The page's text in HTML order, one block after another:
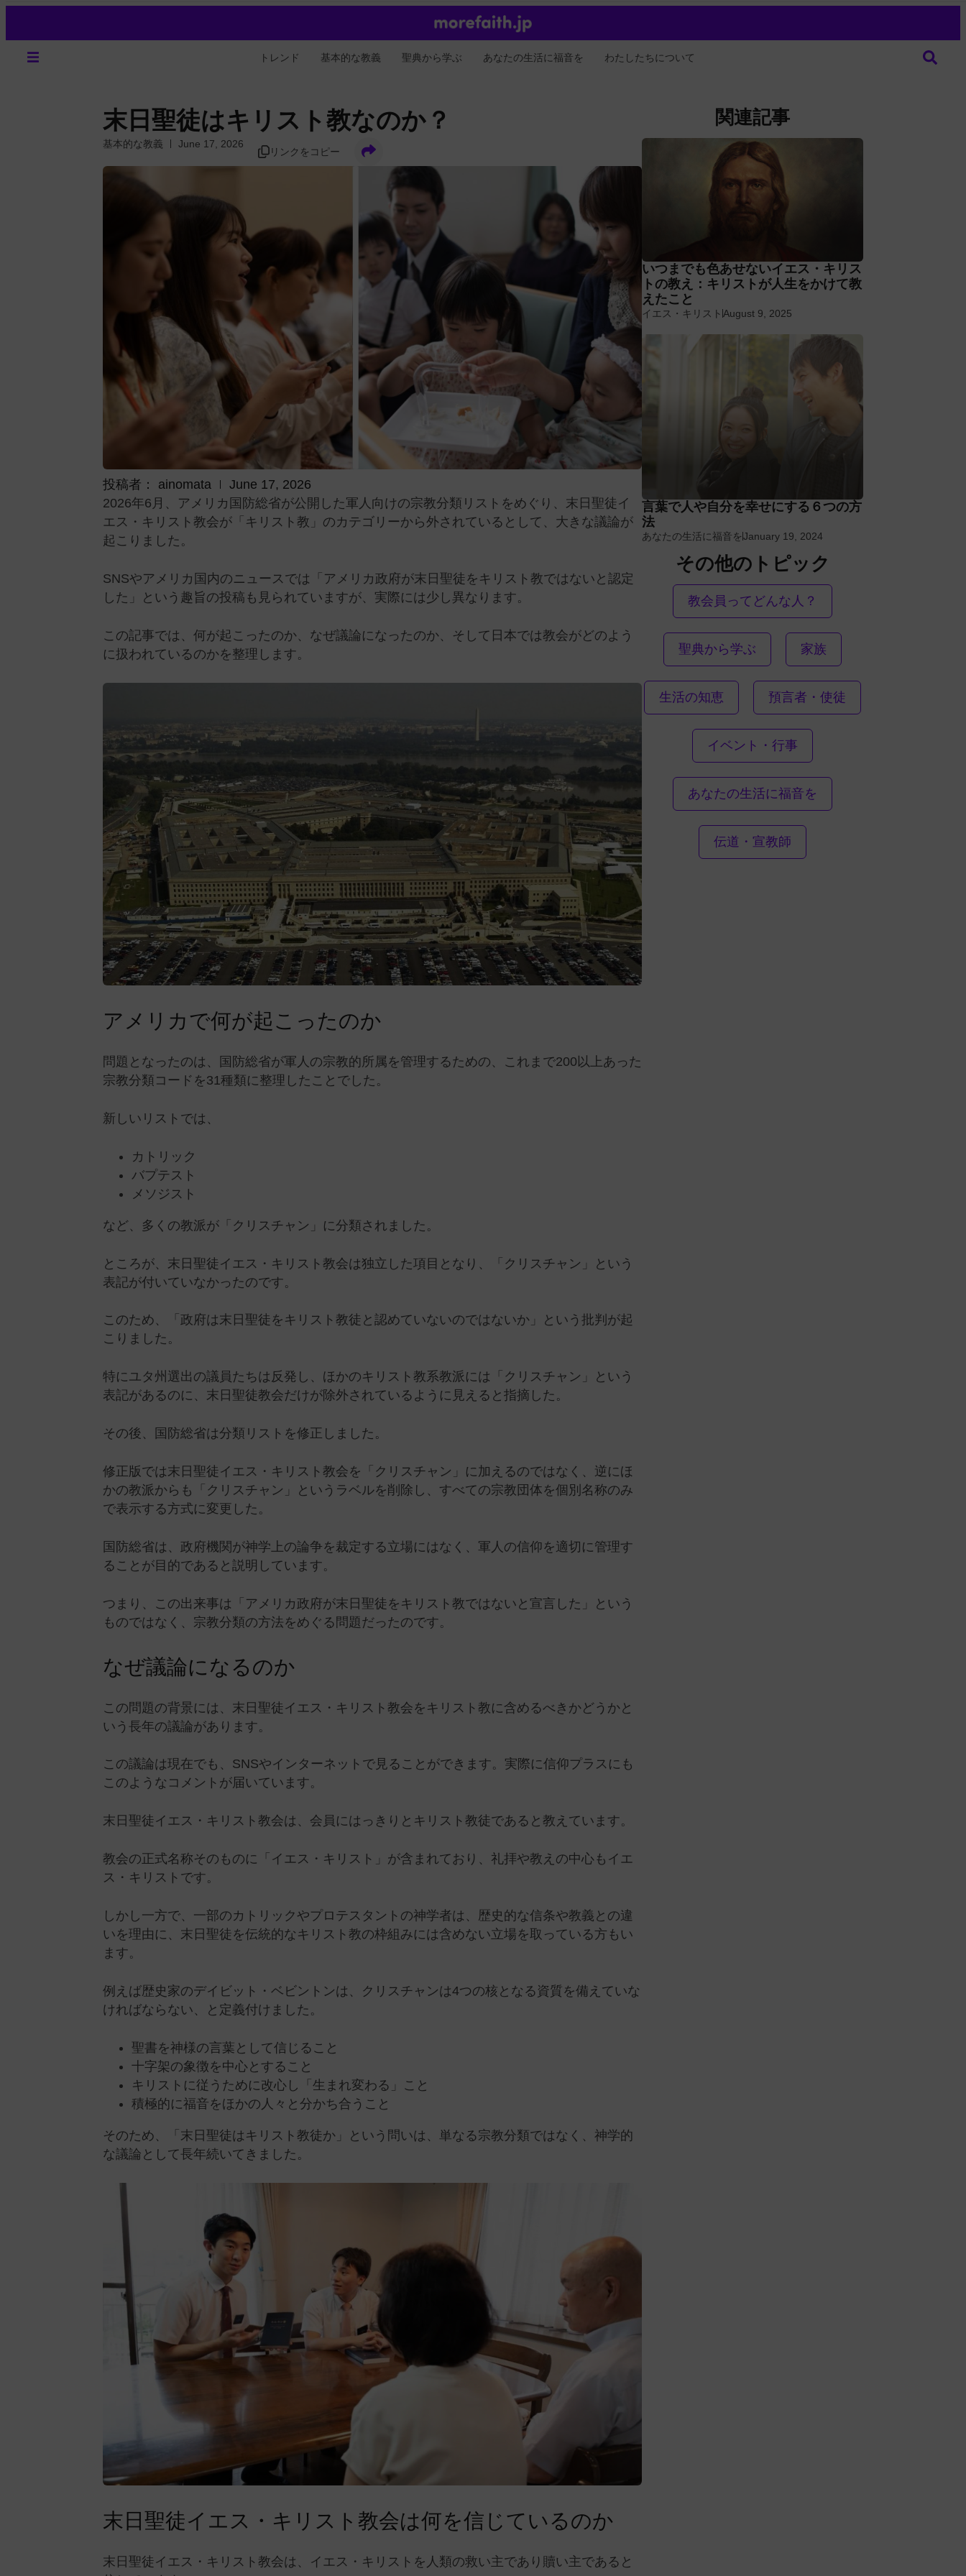
トレンド 基本的な教義 聖典から学ぶ あなたの生活に福音を わたしたちについて
末日聖徒はキリスト教なのか？
基本的な教義 June 17, 2026
リンクをコピー
投稿者： ainomata
June 17, 2026
2026年6月、アメリカ国防総省が公開した軍人向けの宗教分類リストをめぐり、末日聖徒イ
エス・キリスト教会が「キリスト教」のカテゴリーから外されているとして、大きな議論が
起こりました。
SNSやアメリカ国内のニュースでは「アメリカ政府が末日聖徒をキリスト教ではないと認定
した」という趣旨の投稿も見られていますが、実際には少し異なります。
この記事では、何が起こったのか、なぜ議論になったのか、そして日本では教会がどのよう
に扱われているのかを整理します。
アメリカで何が起こったのか
問題となったのは、国防総省が軍人の宗教的所属を管理するための、これまで200以上あった
宗教分類コードを31種類に整理したことでした。
新しいリストでは、
カトリック
バプテスト
メソジスト
など、多くの教派が「クリスチャン」に分類されました。
ところが、末日聖徒イエス・キリスト教会は独立した項目となり、「クリスチャン」という
表記が付いていなかったのです。
このため、「政府は末日聖徒をキリスト教徒と認めていないのではないか」という批判が起
こりました。
特にユタ州選出の議員たちは反発し、ほかのキリスト教系教派には「クリスチャン」という
表記があるのに、末日聖徒教会だけが除外されているように見えると指摘した。
その後、国防総省は分類リストを修正しました。
修正版では末日聖徒イエス・キリスト教会を「クリスチャン」に加えるのではなく、逆にほ
かの教派からも「クリスチャン」というラベルを削除し、すべての宗教団体を個別名称のみ
で表示する方式に変更した。
国防総省は、政府機関が神学上の論争を裁定する立場にはなく、軍人の信仰を適切に管理す
ることが目的であると説明しています。
つまり、この出来事は「アメリカ政府が末日聖徒をキリスト教ではないと宣言した」という
ものではなく、宗教分類の方法をめぐる問題だったのです。
なぜ議論になるのか
この問題の背景には、末日聖徒イエス・キリスト教会をキリスト教に含めるべきかどうかと
いう長年の議論があります。
この議論は現在でも、SNSやインターネットで見ることができます。実際に信仰プラスにも
このようなコメントが届いています。
末日聖徒イエス・キリスト教会は、会員にはっきりとキリスト教徒であると教えています。
教会の正式名称そのものに「イエス・キリスト」が含まれており、礼拝や教えの中心もイエ
ス・キリストです。
しかし一方で、一部のカトリックやプロテスタントの神学者は、歴史的な信条や教義との違
いを理由に、末日聖徒を伝統的なキリスト教の枠組みには含めない立場を取っている方もい
ます。
例えば歴史家のデイビット・ベビントンは、クリスチャンは4つの核となる資質を備えていな
ければならない、と定義付けました。
聖書を神様の言葉として信じること
十字架の象徴を中心とすること
キリストに従うために改心し「生まれ変わる」こと
積極的に福音をほかの人々と分かち合うこと
そのため、「末日聖徒はキリスト教徒か」という問いは、単なる宗教分類ではなく、神学的
な議論として長年続いてきました。
末日聖徒イエス・キリスト教会は何を信じているのか
末日聖徒イエス・キリスト教会は、イエス・キリストを人類の救い主であり贖い主であると
関連記事
いつまでも色あせないイエス・キリス
トの教え：キリストが人生をかけて教
えたこと
イエス・キリスト August 9, 2025
言葉で人や自分を幸せにする６つの方
法
あなたの生活に福音を January 19, 2024
その他のトピック
教会員ってどんな人？
聖典から学ぶ 家族
生活の知恵 預言者・使徒
イベント・行事
あなたの生活に福音を
伝道・宣教師